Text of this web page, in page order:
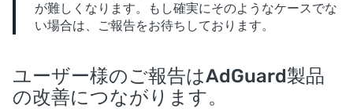
が難しくなります。もし確実にそのようなケースでな
い場合は、ご報告をお待ちしております。
ユーザー様のご報告はAdGuard製品
の改善につながります。